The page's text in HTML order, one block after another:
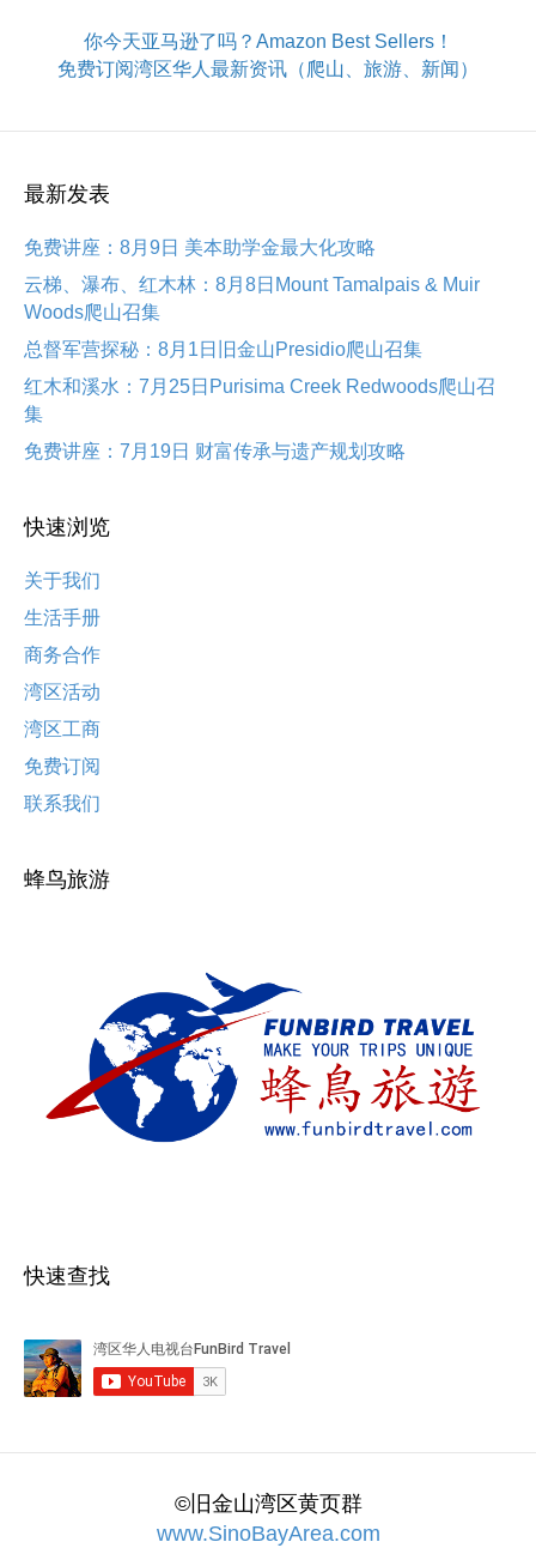
你今天亚马逊了吗？Amazon Best Sellers！
免费订阅湾区华人最新资讯（爬山、旅游、新闻）
最新发表
免费讲座：8月9日 美本助学金最大化攻略
云梯、瀑布、红木林：8月8日Mount Tamalpais & Muir
Woods爬山召集
总督军营探秘：8月1日旧金山Presidio爬山召集
红木和溪水：7月25日Purisima Creek Redwoods爬山召
集
免费讲座：7月19日 财富传承与遗产规划攻略
快速浏览
关于我们
生活手册
商务合作
湾区活动
湾区工商
免费订阅
联系我们
蜂鸟旅游
快速查找
©旧金山湾区黄页群
www.SinoBayArea.com